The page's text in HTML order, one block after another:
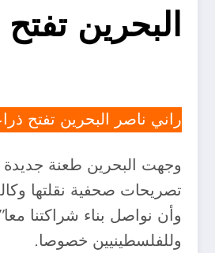
البحرين
راني ناصر البحرين تفتح
وجهت البحرين طعنة جديدة
تصريحات صحفية نقلتها
وأن نواصل بناء شراكتنا
وللفلسطينيين خصوصا.